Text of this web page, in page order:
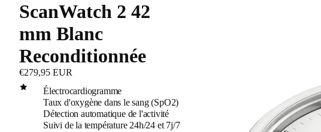
ScanWatch 2 42
mm Blanc
Reconditionnée
€279,95 EUR
Électrocardiogramme
Taux d'oxygène dans le sang (SpO2)
Détection automatique de l'activité
Suivi de la température 24h/24 et 7j/7